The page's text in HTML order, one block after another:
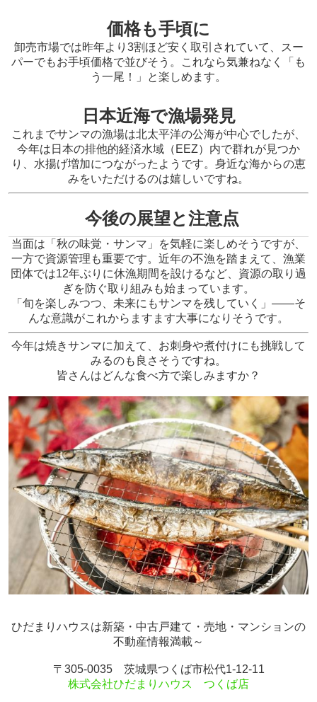
価格も手頃に
卸売市場では昨年より3割ほど安く取引されていて、スー
パーでもお手頃価格で並びそう。これなら気兼ねなく「も
う一尾！」と楽しめます。
日本近海で漁場発見
これまでサンマの漁場は北太平洋の公海が中心でしたが、
今年は日本の排他的経済水域（EEZ）内で群れが見つか
り、水揚げ増加につながったようです。身近な海からの恵
みをいただけるのは嬉しいですね。
今後の展望と注意点
当面は「秋の味覚・サンマ」を気軽に楽しめそうですが、
一方で資源管理も重要です。近年の不漁を踏まえて、漁業
団体では12年ぶりに休漁期間を設けるなど、資源の取り過
ぎを防ぐ取り組みも始まっています。
「旬を楽しみつつ、未来にもサンマを残していく」——そ
んな意識がこれからますます大事になりそうです。
今年は焼きサンマに加えて、お刺身や煮付けにも挑戦して
みるのも良さそうですね。
皆さんはどんな食べ方で楽しみますか？
ひだまりハウスは新築・中古戸建て・売地・マンションの
不動産情報満載～
〒305-0035 茨城県つくば市松代1-12-11
株式会社ひだまりハウス つくば店